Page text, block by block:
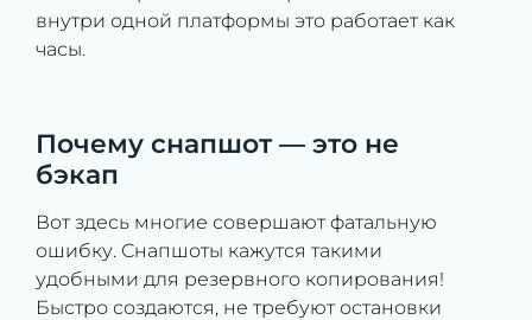
внутри одной платформы это работает как
часы.
Почему снапшот — это не
бэкап
Вот здесь многие совершают фатальную
ошибку. Снапшоты кажутся такими
удобными для резервного копирования!
Быстро создаются, не требуют остановки